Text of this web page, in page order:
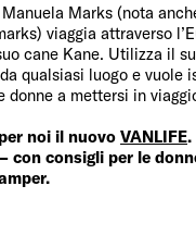
Marks (nota
viaggia attraverso
cane Kane. Utilizza il
qualsiasi luogo e vuole
donne a mettersi in
noi il nuovo VANLIFE.
con consigli per le